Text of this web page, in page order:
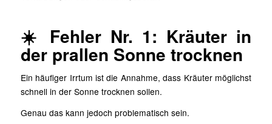
☀️ Fehler Nr. 1: Kräuter in
der prallen Sonne trocknen
Ein häufiger Irrtum ist die Annahme, dass Kräuter möglichst
schnell in der Sonne trocknen sollen.
Genau das kann jedoch problematisch sein.